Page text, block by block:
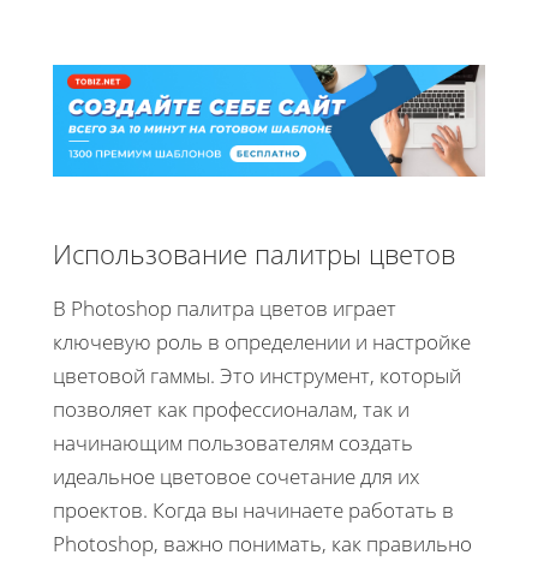
Использование палитры цветов
В Photoshop палитра цветов играет
ключевую роль в определении и настройке
цветовой гаммы. Это инструмент, который
позволяет как профессионалам, так и
начинающим пользователям создать
идеальное цветовое сочетание для их
проектов. Когда вы начинаете работать в
Photoshop, важно понимать, как правильно